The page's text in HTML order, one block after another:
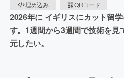
埋め込み
QRコード
2026年に イギリスにカット留
す。1週間から3週間で技術を見
元したい。